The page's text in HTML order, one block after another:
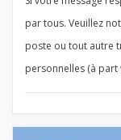
par tous. Veuillez
poste ou tout autre
personnelles (à